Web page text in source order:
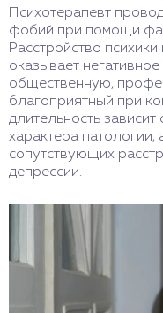
Психотерапевт
фобий при помощи
Расстройство
оказывает
общественную,
благоприятный при
длительность
характера патологии,
сопутствующих
депрессии.